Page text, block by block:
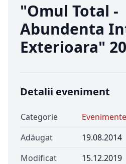
"Omul Total -
Abundenta
Exterioara"
Detalii eveniment
Categorie
Evenimente
Adăugat
19.08.2014
Modificat
15.12.2019